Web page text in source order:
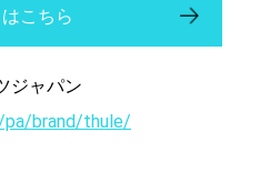
こちら
ジャパン
brand/thule/